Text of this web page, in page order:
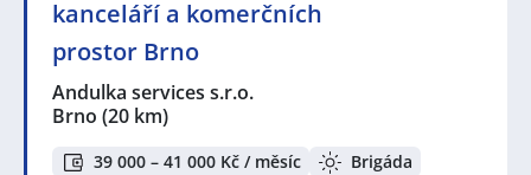
kanceláří a komerčních
prostor Brno
Andulka services s.r.o.
Brno (20 km)
39 000 – 41 000 Kč / měsíc
Brigáda